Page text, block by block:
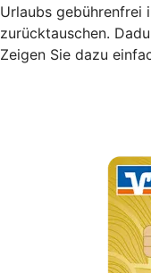
Urlaubs gebührenfrei
zurücktauschen.
Zeigen Sie dazu